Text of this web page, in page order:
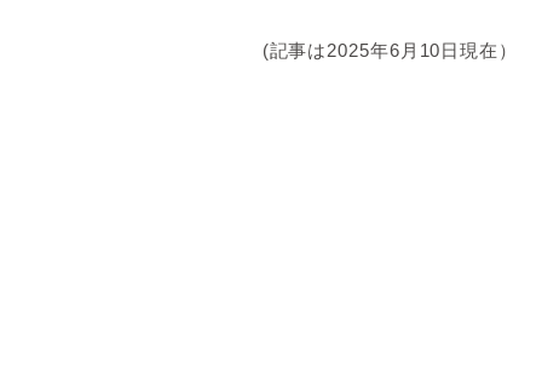
(記事は2025年6月10日現在）